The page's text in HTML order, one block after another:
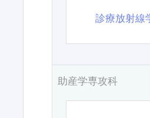
診療放射線
助産学専攻科